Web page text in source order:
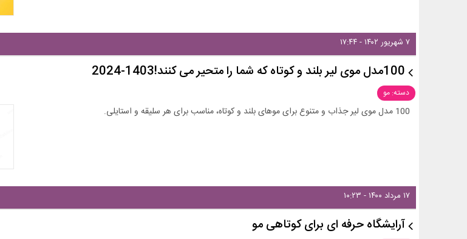
۷ شهریور ۱۴۰۲ - ۱۷:۴۴
100مدل موی لیر بلند و کوتاه که شما را متحیر می کنند!1403-2024
دسته: مو
100 مدل موی لیر جذاب و متنوع برای موهای بلند و کوتاه، مناسب برای هر سلیقه و استایلی. ‍
۱۷ مرداد ۱۴۰۰ - ۱۰:۲۳
آرایشگاه حرفه ای برای کوتاهی مو